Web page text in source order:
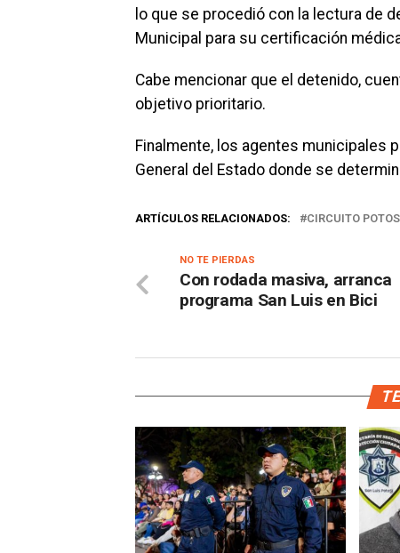
lo que se procedió con la lectura de
Municipal para su certificación
Cabe mencionar que el detenido,
objetivo prioritario.
Finalmente, los agentes municipales
General del Estado donde se
ARTÍCULOS RELACIONADOS: CIRCUITO
NO TE PIERDAS
Con rodada masiva, arranca
programa San Luis en Bici